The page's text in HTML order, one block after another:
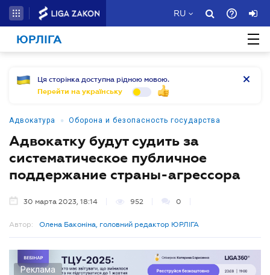
RU
ЮРЛІГА
Ця сторінка доступна рідною мовою.
Перейти на українську
Адвокатура • Оборона и безопасность государства
Адвокатку будут судить за
систематическое публичное
поддержание страны-агрессора
30 марта 2023, 18:14 952 0
Автор: Олена Баконіна, головний редактор ЮРЛІГА
Реклама